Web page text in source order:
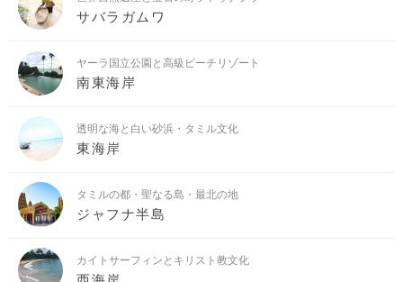
サバラガムワ
ヤーラ国立公園と高級ビーチリゾート
南東海岸
透明な海と白い砂浜・タミル文化
東海岸
タミルの都・聖なる島・最北の地
ジャフナ半島
カイトサーフィンとキリスト教文化